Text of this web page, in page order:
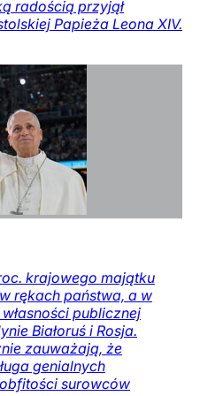
radością przyjął
Papieża Leona XIV.
krajowego majątku
rękach państwa, a w
publicznej
Białoruś i Rosja.
zauważają, że
genialnych
surowców